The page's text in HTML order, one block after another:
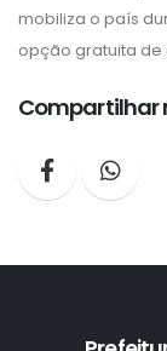
mobiliza o país
opção gratuita
Compartilhar